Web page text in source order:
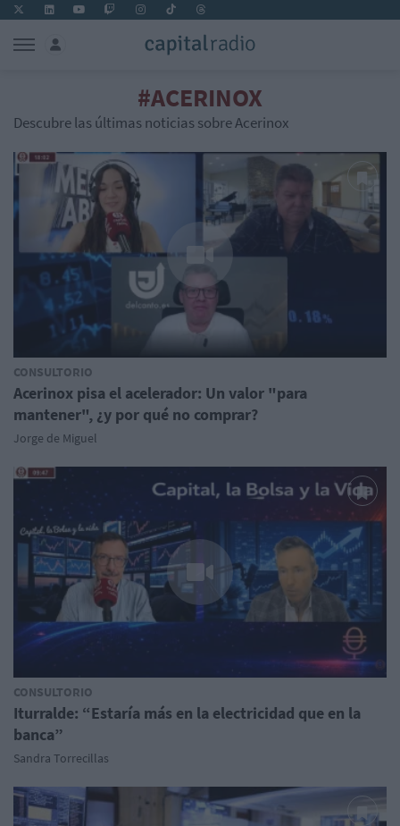
#ACERINOX
Descubre las últimas noticias sobre Acerinox
CONSULTORIO
Acerinox pisa el acelerador: Un valor "para
mantener", ¿y por qué no comprar?
Jorge de Miguel
CONSULTORIO
Iturralde: “Estaría más en la electricidad que en la
banca”
Sandra Torrecillas